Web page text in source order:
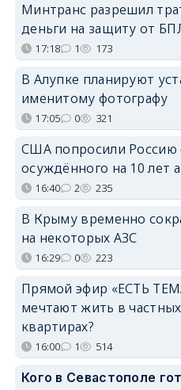
Минтранс разрешил
деньги на защиту от
17:18 1 173
В Алупке планируют
именитому фотографу
17:05 0 321
США попросили Россию
осуждённого на 10 лет
16:40 2 235
В Крыму временно
на некоторых АЗС
16:29 0 223
Прямой эфир «ЕСТЬ
мечтают жить в
квартирах?
16:00 1 514
Кого в Севастополе